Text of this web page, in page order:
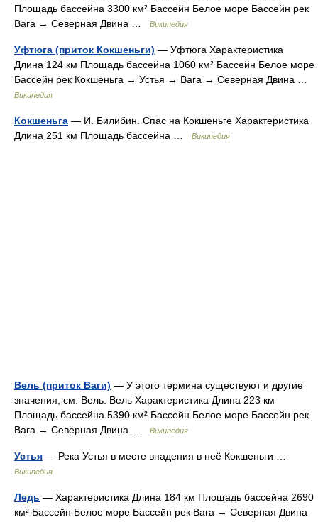
Площадь бассейна 3300 км² Бассейн Белое море Бассейн рек
Вага → Северная Двина …
Википедия
Уфтюга (приток Кокшеньги) — Уфтюга Характеристика
Длина 124 км Площадь бассейна 1060 км² Бассейн Белое море
Бассейн рек Кокшеньга → Устья → Вага → Северная Двина …
Википедия
Кокшеньга — И. Билибин. Спас на Кокшеньге Характеристика
Длина 251 км Площадь бассейна …
Википедия
Вель (приток Ваги) — У этого термина существуют и другие
значения, см. Вель. Вель Характеристика Длина 223 км
Площадь бассейна 5390 км² Бассейн Белое море Бассейн рек
Вага → Северная Двина …
Википедия
Устья — Река Устья в месте впадения в неё Кокшеньги …
Википедия
Ледь — Характеристика Длина 184 км Площадь бассейна 2690
км² Бассейн Белое море Бассейн рек Вага → Северная Двина